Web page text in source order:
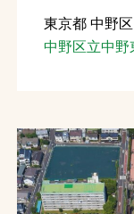
お問合せ
プライバシーポ
ソーシャルメデ
東京都 中野区
中野区立中野